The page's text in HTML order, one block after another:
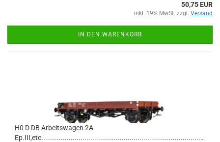
50,75 EUR
inkl. 19% MwSt. zzgl. Versand
IN DEN WARENKORB
H0 D DB Arbeitswagen 2A
Ep.III,etc.........................................................................................................................................